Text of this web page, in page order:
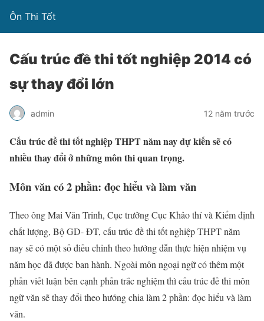
Ôn Thi Tốt
Cấu trúc đề thi tốt nghiệp 2014 có
sự thay đổi lớn
admin 12 năm trước
Cấu trúc đề thi tốt nghiệp THPT năm nay dự kiến sẽ có
nhiều thay đổi ở những môn thi quan trọng.
Môn văn có 2 phần: đọc hiểu và làm văn
Theo ông Mai Văn Trinh, Cục trưởng Cục Khảo thí và Kiểm định
chất lượng, Bộ GD- ĐT, cấu trúc đề thi tốt nghiệp THPT năm
nay sẽ có một số điều chỉnh theo hướng dẫn thực hiện nhiệm vụ
năm học đã được ban hành. Ngoài môn ngoại ngữ có thêm một
phần viết luận bên cạnh phần trắc nghiệm thì cấu trúc đề thi môn
ngữ văn sẽ thay đổi theo hướng chia làm 2 phần: đọc hiểu và làm
văn.